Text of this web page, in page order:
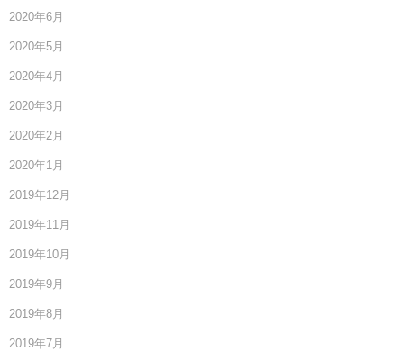
2020年6月
2020年5月
2020年4月
2020年3月
2020年2月
2020年1月
2019年12月
2019年11月
2019年10月
2019年9月
2019年8月
2019年7月